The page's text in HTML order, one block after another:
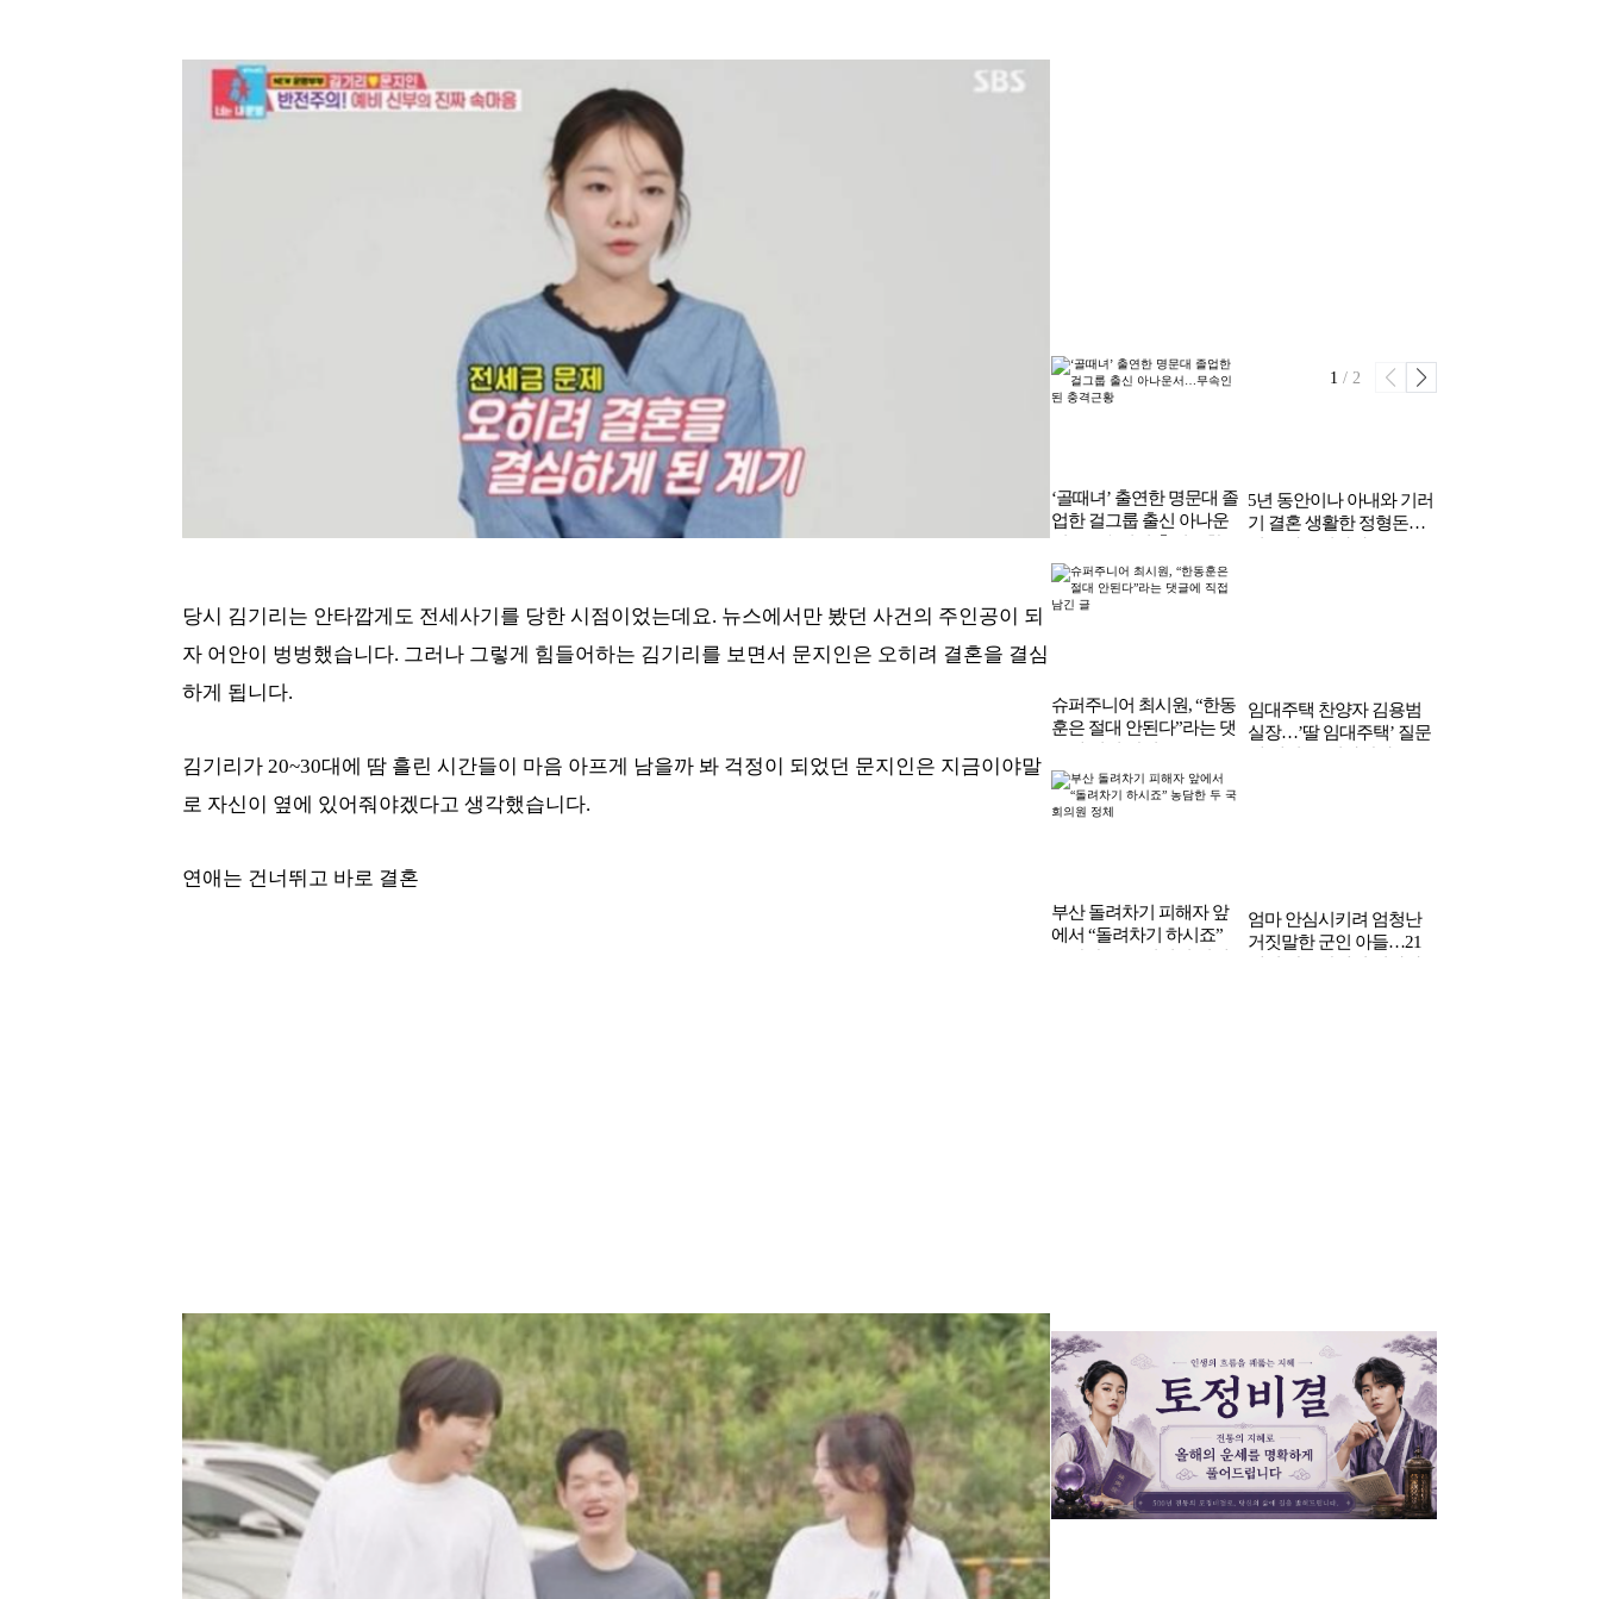
당시 김기리는 안타깝게도 전세사기를 당한 시점이었는데요. 뉴스에서만 봤던 사건의 주인공이 되
자 어안이 벙벙했습니다. 그러나 그렇게 힘들어하는 김기리를 보면서 문지인은 오히려 결혼을 결심
하게 됩니다.
김기리가 20~30대에 땀 흘린 시간들이 마음 아프게 남을까 봐 걱정이 되었던 문지인은 지금이야말
로 자신이 옆에 있어줘야겠다고 생각했습니다.
연애는 건너뛰고 바로 결혼